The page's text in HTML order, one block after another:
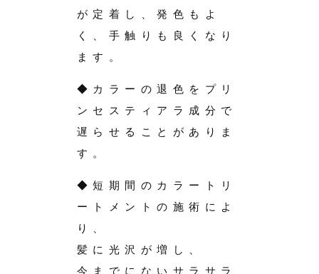
が定着し、発色もよ
く、手触りも良くなり
ます。
◆カラーの退色をプリ
ンセスティアラ成分で
遅らせることがありま
す。
◆短期間のカラートリ
ートメントの施術によ
り、
髪に光沢が増し、
今までにないサラサラ